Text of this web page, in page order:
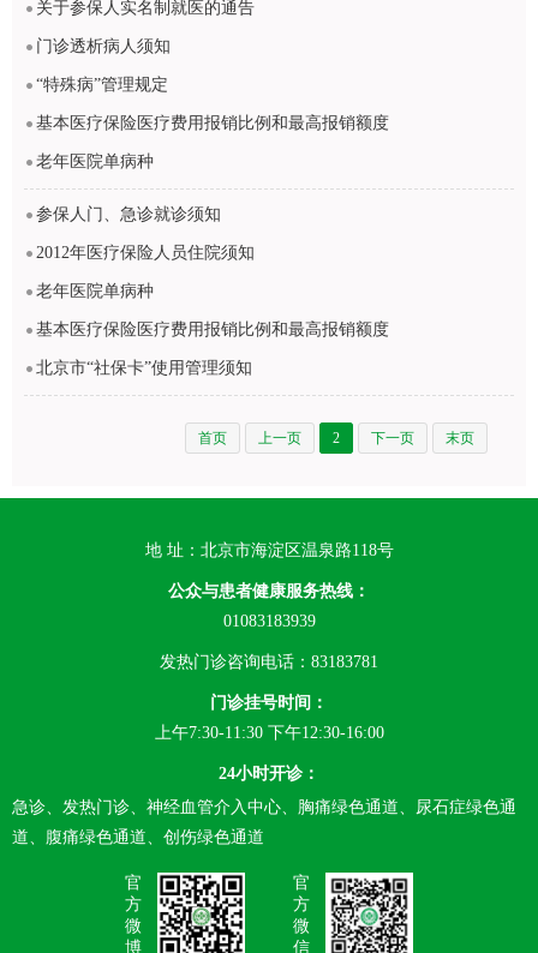
关于参保人实名制就医的通告
门诊透析病人须知
“特殊病”管理规定
基本医疗保险医疗费用报销比例和最高报销额度
老年医院单病种
参保人门、急诊就诊须知
2012年医疗保险人员住院须知
老年医院单病种
基本医疗保险医疗费用报销比例和最高报销额度
北京市“社保卡”使用管理须知
首页 上一页 2 下一页 末页
地 址：北京市海淀区温泉路118号
公众与患者健康服务热线：
01083183939
发热门诊咨询电话：83183781
门诊挂号时间：
上午7:30-11:30 下午12:30-16:00
24小时开诊：
急诊、发热门诊、神经血管介入中心、胸痛绿色通道、尿石症绿色通
道、腹痛绿色通道、创伤绿色通道
官
方
微
博
官
方
微
信